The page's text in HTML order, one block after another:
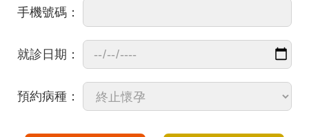
手機號碼：
就診日期：
預約病種：